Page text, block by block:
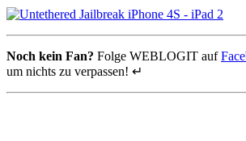
Noch kein Fan? Folge WEBLOGIT auf
um nichts zu verpassen! ↵